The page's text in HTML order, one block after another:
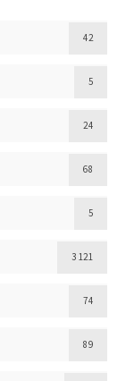
42
5
24
68
5
3 121
74
89